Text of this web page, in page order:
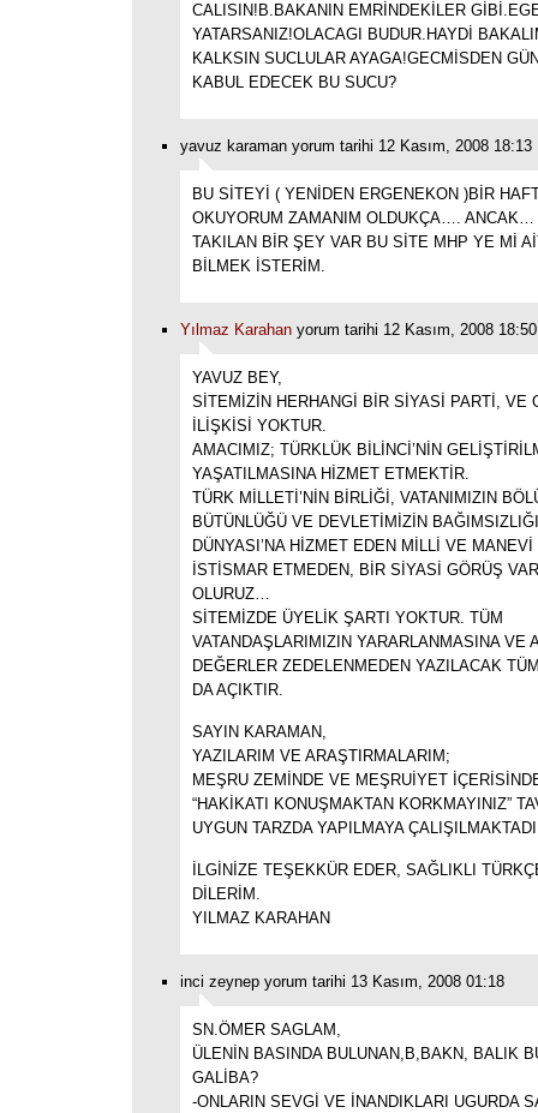
CALISIN!B.BAKANIN EMRİNDEKİLER
YATARSANIZ!OLACAGI BUDUR.HAYDİ
KALKSIN SUCLULAR AYAGA!GECMİSDEN
KABUL EDECEK BU SUCU?
yavuz karaman yorum tarihi 12 Kasım, 2008 18:13
BU SİTEYİ ( YENİDEN ERGENEKON )BİR
OKUYORUM ZAMANIM OLDUKÇA…. ANCAK…
TAKILAN BİR ŞEY VAR BU SİTE MHP YE Mİ
BİLMEK İSTERİM.
Yılmaz Karahan yorum tarihi 12 Kasım, 2008 18:50
YAVUZ BEY,
SİTEMİZİN HERHANGİ BİR SİYASİ PARTİ, VE
İLİŞKİSİ YOKTUR.
AMACIMIZ; TÜRKLÜK BİLİNCİ’NİN
YAŞATILMASINA HİZMET ETMEKTİR.
TÜRK MİLLETİ’NİN BİRLİĞİ, VATANIMIZIN
BÜTÜNLÜĞÜ VE DEVLETİMİZİN
DÜNYASI’NA HİZMET EDEN MİLLİ VE
İSTİSMAR ETMEDEN, BİR SİYASİ GÖRÜŞ
OLURUZ…
SİTEMİZDE ÜYELİK ŞARTI YOKTUR. TÜM
VATANDAŞLARIMIZIN YARARLANMASINA VE
DEĞERLER ZEDELENMEDEN YAZILACAK
DA AÇIKTIR.
SAYIN KARAMAN,
YAZILARIM VE ARAŞTIRMALARIM;
MEŞRU ZEMİNDE VE MEŞRUİYET
“HAKİKATI KONUŞMAKTAN KORKMAYINIZ”
UYGUN TARZDA YAPILMAYA
İLGİNİZE TEŞEKKÜR EDER, SAĞLIKLI
DİLERİM.
YILMAZ KARAHAN
inci zeynep yorum tarihi 13 Kasım, 2008 01:18
SN.ÖMER SAGLAM,
ÜLENİN BASINDA BULUNAN,B,BAKN, BALIK
GALİBA?
-ONLARIN SEVGİ VE İNANDIKLARI UGURDA